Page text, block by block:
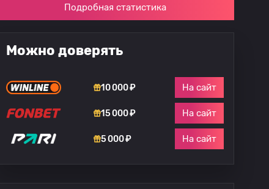
Подробная статистика
Можно доверять
10 000 ₽ На сайт
15 000 ₽ На сайт
5 000 ₽ На сайт